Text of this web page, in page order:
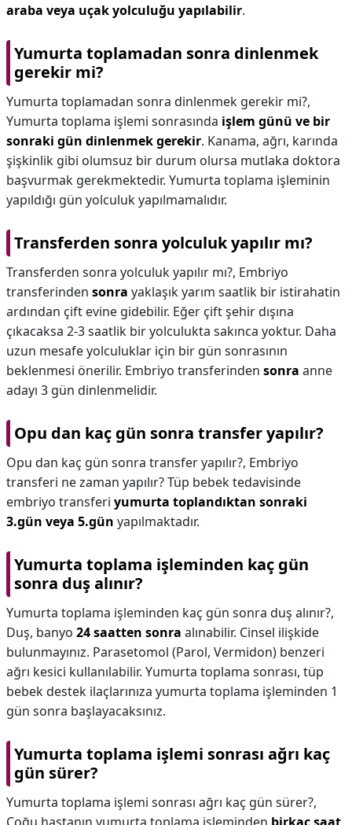
araba veya uçak yolculuğu yapılabilir.
Yumurta toplamadan sonra dinlenmek
gerekir mi?
Yumurta toplamadan sonra dinlenmek gerekir mi?,
Yumurta toplama işlemi sonrasında işlem günü ve bir
sonraki gün dinlenmek gerekir. Kanama, ağrı, karında
şişkinlik gibi olumsuz bir durum olursa mutlaka doktora
başvurmak gerekmektedir. Yumurta toplama işleminin
yapıldığı gün yolculuk yapılmamalıdır.
Transferden sonra yolculuk yapılır mı?
Transferden sonra yolculuk yapılır mı?, Embriyo
transferinden sonra yaklaşık yarım saatlik bir istirahatin
ardından çift evine gidebilir. Eğer çift şehir dışına
çıkacaksa 2-3 saatlik bir yolculukta sakınca yoktur. Daha
uzun mesafe yolculuklar için bir gün sonrasının
beklenmesi önerilir. Embriyo transferinden sonra anne
adayı 3 gün dinlenmelidir.
Opu dan kaç gün sonra transfer yapılır?
Opu dan kaç gün sonra transfer yapılır?, Embriyo
transferi ne zaman yapılır? Tüp bebek tedavisinde
embriyo transferi yumurta toplandıktan sonraki
3.gün veya 5.gün yapılmaktadır.
Yumurta toplama işleminden kaç gün
sonra duş alınır?
Yumurta toplama işleminden kaç gün sonra duş alınır?,
Duş, banyo 24 saatten sonra alınabilir. Cinsel ilişkide
bulunmayınız. Parasetomol (Parol, Vermidon) benzeri
ağrı kesici kullanılabilir. Yumurta toplama sonrası, tüp
bebek destek ilaçlarınıza yumurta toplama işleminden 1
gün sonra başlayacaksınız.
Yumurta toplama işlemi sonrası ağrı kaç
gün sürer?
Yumurta toplama işlemi sonrası ağrı kaç gün sürer?,